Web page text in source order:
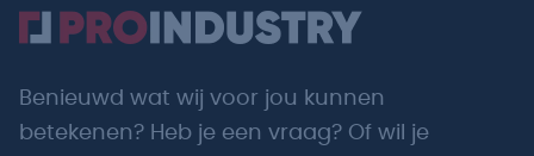
Benieuwd wat wij voor jou kunnen
betekenen? Heb je een vraag? Of wil je